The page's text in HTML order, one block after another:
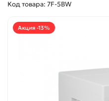
Код товара: 7F-5BW
Акция -13%